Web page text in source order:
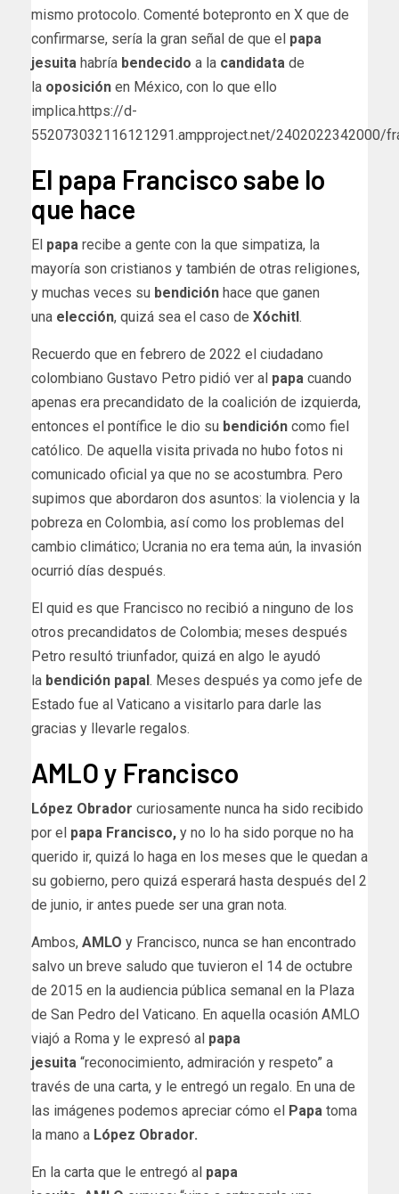
mismo protocolo. Comenté botepronto en X que de
confirmarse, sería la gran señal de que el papa
jesuita habría bendecido a la candidata de
la oposición en México, con lo que ello
implica.https://d-
552073032116121291.ampproject.net/2402022342000/
El papa Francisco sabe lo
que hace
El papa recibe a gente con la que simpatiza, la
mayoría son cristianos y también de otras religiones,
y muchas veces su bendición hace que ganen
una elección, quizá sea el caso de Xóchitl.
Recuerdo que en febrero de 2022 el ciudadano
colombiano Gustavo Petro pidió ver al papa cuando
apenas era precandidato de la coalición de izquierda,
entonces el pontífice le dio su bendición como fiel
católico. De aquella visita privada no hubo fotos ni
comunicado oficial ya que no se acostumbra. Pero
supimos que abordaron dos asuntos: la violencia y la
pobreza en Colombia, así como los problemas del
cambio climático; Ucrania no era tema aún, la invasión
ocurrió días después.
El quid es que Francisco no recibió a ninguno de los
otros precandidatos de Colombia; meses después
Petro resultó triunfador, quizá en algo le ayudó
la bendición papal. Meses después ya como jefe de
Estado fue al Vaticano a visitarlo para darle las
gracias y llevarle regalos.
AMLO y Francisco
López Obrador curiosamente nunca ha sido recibido
por el papa Francisco, y no lo ha sido porque no ha
querido ir, quizá lo haga en los meses que le quedan a
su gobierno, pero quizá esperará hasta después del 2
de junio, ir antes puede ser una gran nota.
Ambos, AMLO y Francisco, nunca se han encontrado
salvo un breve saludo que tuvieron el 14 de octubre
de 2015 en la audiencia pública semanal en la Plaza
de San Pedro del Vaticano. En aquella ocasión AMLO
viajó a Roma y le expresó al papa
jesuita “reconocimiento, admiración y respeto” a
través de una carta, y le entregó un regalo. En una de
las imágenes podemos apreciar cómo el Papa toma
la mano a López Obrador.
En la carta que le entregó al papa